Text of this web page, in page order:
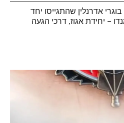
מסלול אגוז מאי 2026 : בוגרי אדרנלין שהתגייסו יחד
– יחידת אגוז, דרכי הגעה